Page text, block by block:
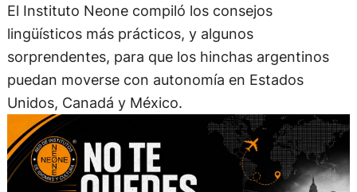
El Instituto Neone compiló los consejos
lingüísticos más prácticos, y algunos
sorprendentes, para que los hinchas argentinos
puedan moverse con autonomía en Estados
Unidos, Canadá y México.